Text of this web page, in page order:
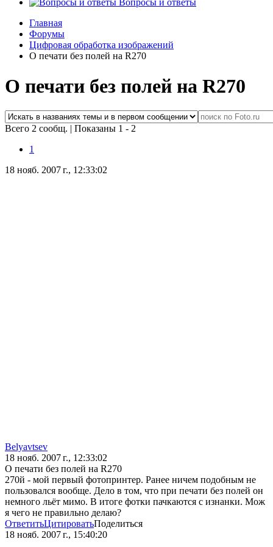
Вопросы и ответы
Главная
Форумы
Цифровая обработка изображений
О печати без полей на R270
О печати без полей на R270
Всего 2 сообщ. | Показаны 1 - 2
1
18 нояб. 2007 г., 12:33:02
Belyavtsev
18 нояб. 2007 г., 12:33:02
О печати без полей на R270
270й - мой первый фотопринтер. Ранее ничем подобным не
пользовался вообще. Дело в том, что при печати без полей он
немного льёт мимо. В итоге фотки пачкаются с изнанки. Мож
я чего не правильно делаю?
ОтветитьЦитироватьПоделиться
18 нояб. 2007 г., 15:40:20